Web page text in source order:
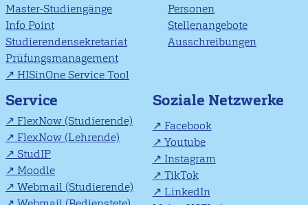
Master-Studiengänge
Info Point
Studierendensekretariat
Prüfungsmanagement
HISinOne Service Tool
Personen
Stellenangebote
Ausschreibungen
Service
FlexNow (Studierende)
FlexNow (Lehrende)
StudIP
Moodle
Webmail (Studierende)
Soziale Netzwerke
Facebook
Youtube
Instagram
TikTok
LinkedIn